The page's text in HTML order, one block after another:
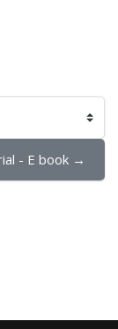
- E book →